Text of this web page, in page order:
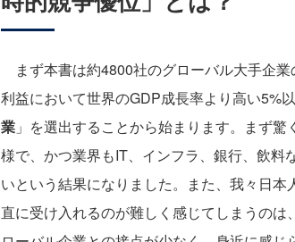
まず本書は約4800社のグローバル大手企
利益において世界のGDP成長率より高い5%
業 」を選出することから始まります。まず
様で、かつ業界もIT、インフラ、銀行、飲
いという結果になりました。また、我々日
直に受け入れるのが難しく感じてしまうの